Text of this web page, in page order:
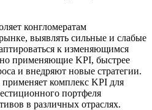
конгломератам
выявлять сильные и слабые
к изменяющимся
применяющие KPI, быстрее
и внедряют новые стратегии.
применяет комплекс KPI для
портфеля
в различных отраслях.